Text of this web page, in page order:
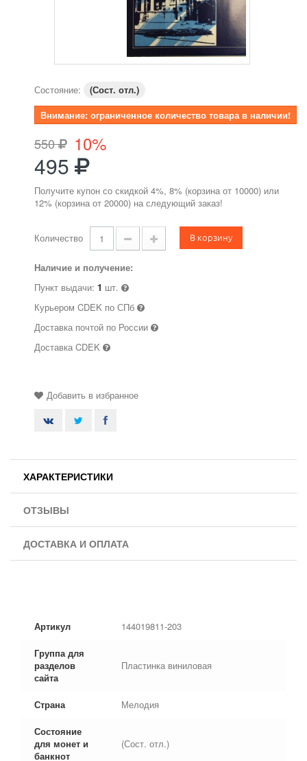
Состояние:
(Сост. отл.)
Внимание: ограниченное количество товара в наличии!
550 10%
495
Получите купон со скидкой 4%, 8% (корзина от 10000) или
12% (корзина от 20000) на следующий заказ!
Количество В корзину
Наличие и получение:
Пункт выдачи: 1 шт.
Курьером CDEK по СПб
Доставка почтой по России
Доставка CDEK
Добавить в избранное
ХАРАКТЕРИСТИКИ
ОТЗЫВЫ
ДОСТАВКА И ОПЛАТА
Артикул 144019811-203
Группа для
разделов
сайта
Пластинка виниловая
Страна Мелодия
Состояние
для монет и
банкнот
(Сост. отл.)